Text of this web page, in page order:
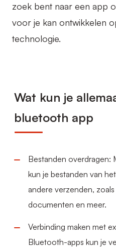
zoek bent naar een app
voor je kan ontwikkelen
technologie.
Wat kun je
bluetooth app
Bestanden
kun je bestanden van
andere verzenden,
documenten en meer.
Verbinding maken met
Bluetooth-apps kun je